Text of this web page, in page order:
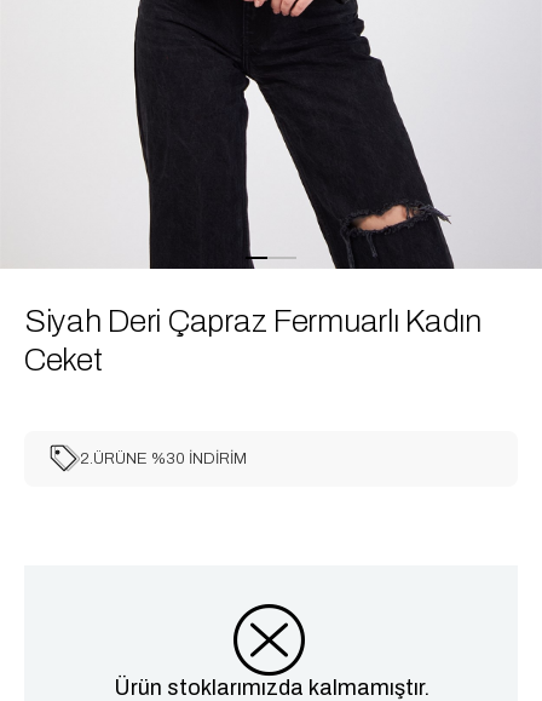
Siyah Deri Çapraz Fermuarlı Kadın
Ceket
2.ÜRÜNE %30 İNDİRİM
Ürün stoklarımızda kalmamıştır.